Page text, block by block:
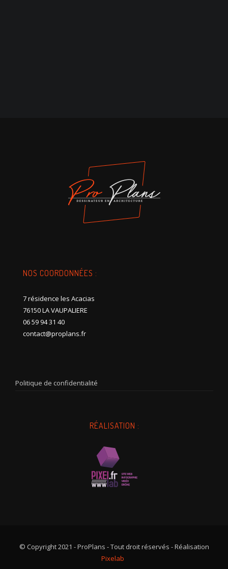
NOS COORDONNÉES :
7 résidence les Acacias
76150 LA VAUPALIERE
06 59 94 31 40
contact@proplans.fr
Politique de confidentialité
RÉALISATION :
© Copyright 2021 - ProPlans - Tout droit réservés - Réalisation
Pixelab